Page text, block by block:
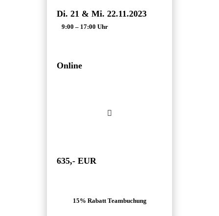
Di. 21 & Mi. 22.11.2023
9:00 – 17:00 Uhr
Online
635,- EUR
15% Rabatt Teambuchung